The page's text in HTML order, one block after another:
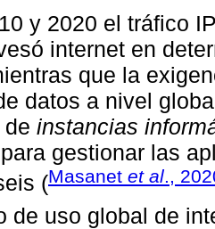
y 2020 el tráfico
internet en
que la
datos a nivel
instancias
gestionar las
(Masanet et al.,
de uso global de